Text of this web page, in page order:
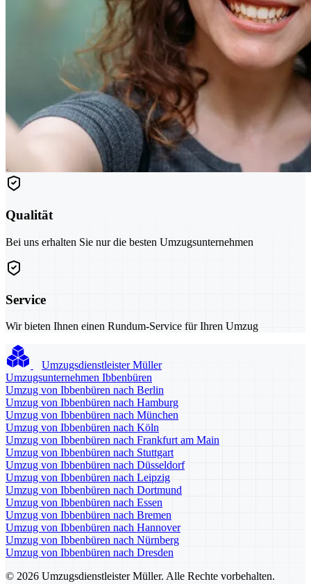
Qualität
Bei uns erhalten Sie nur die besten Umzugsunternehmen
Service
Wir bieten Ihnen einen Rundum-Service für Ihren Umzug
Umzugsdienstleister Müller
Umzugsunternehmen Ibbenbüren
Umzug von Ibbenbüren nach Berlin
Umzug von Ibbenbüren nach Hamburg
Umzug von Ibbenbüren nach München
Umzug von Ibbenbüren nach Köln
Umzug von Ibbenbüren nach Frankfurt am Main
Umzug von Ibbenbüren nach Stuttgart
Umzug von Ibbenbüren nach Düsseldorf
Umzug von Ibbenbüren nach Leipzig
Umzug von Ibbenbüren nach Dortmund
Umzug von Ibbenbüren nach Essen
Umzug von Ibbenbüren nach Bremen
Umzug von Ibbenbüren nach Hannover
Umzug von Ibbenbüren nach Nürnberg
Umzug von Ibbenbüren nach Dresden
© 2026 Umzugsdienstleister Müller. Alle Rechte vorbehalten.